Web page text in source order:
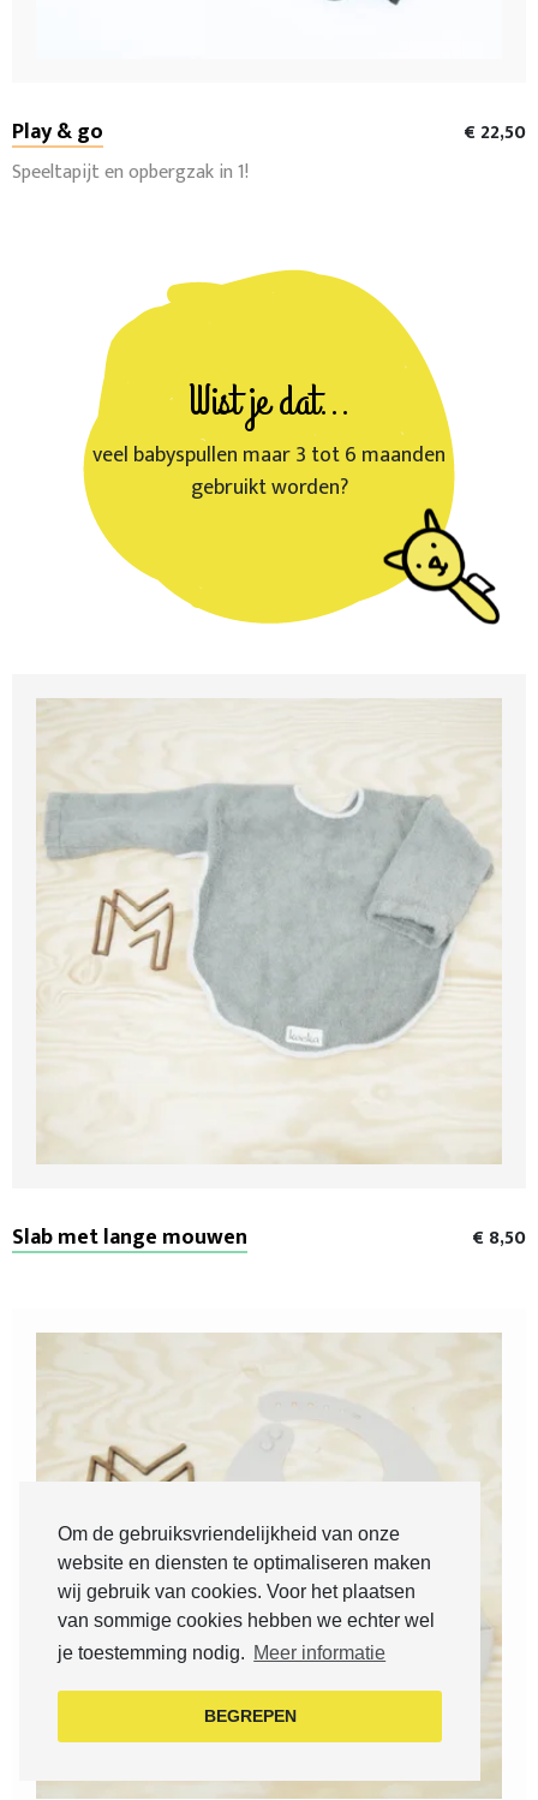
Om de gebruiksvriendelijkheid van onze
website en diensten te optimaliseren maken
wij gebruik van cookies. Voor het plaatsen
van sommige cookies hebben we echter wel
je toestemming nodig. Meer informatie
BEGREPEN
Play & go
€ 22,50
Speeltapijt en opbergzak in 1!
Wist je dat...
veel babyspullen maar 3 tot 6 maanden
gebruikt worden?
Slab met lange mouwen € 8,50